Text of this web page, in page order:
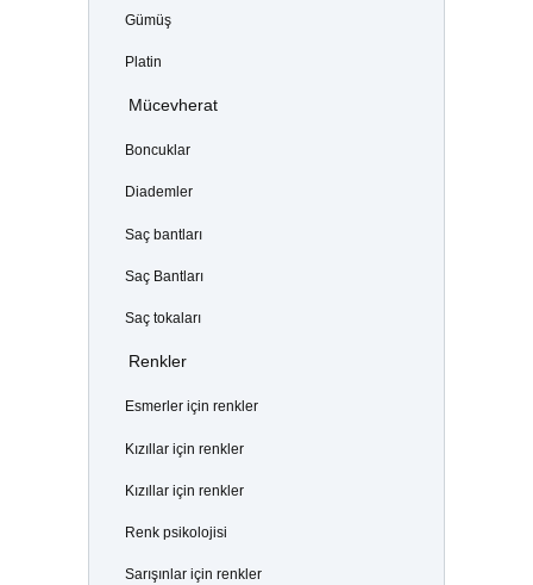
Gümüş
Platin
Mücevherat
Boncuklar
Diademler
Saç bantları
Saç Bantları
Saç tokaları
Renkler
Esmerler için renkler
Kızıllar için renkler
Kızıllar için renkler
Renk psikolojisi
Sarışınlar için renkler